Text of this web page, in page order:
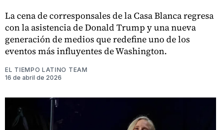
La cena de corresponsales de la Casa Blanca regresa
con la asistencia de Donald Trump y una nueva
generación de medios que redefine uno de los
eventos más influyentes de Washington.
EL TIEMPO LATINO TEAM
16 de abril de 2026